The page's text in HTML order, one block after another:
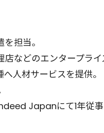
担当。
などのエンタープラ
人材サービスを提供。
Japanにて1年従